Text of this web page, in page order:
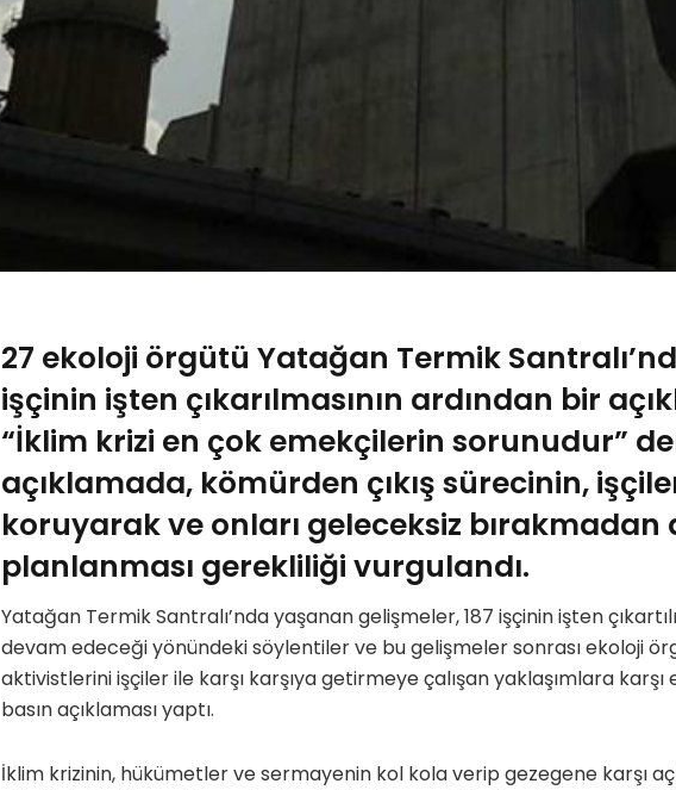
27 ekoloji örgütü Yatağan Termik
işçinin işten çıkarılmasının ardından bir
“İklim krizi en çok emekçilerin sorunudur”
açıklamada, kömürden çıkış sürecinin,
koruyarak ve onları geleceksiz bırakmadan
planlanması gerekliliği vurgulandı.
Yatağan Termik Santralı’nda yaşanan gelişmeler, 187 işçinin işten
devam edeceği yönündeki söylentiler ve bu gelişmeler sonrası ekoloji
aktivistlerini işçiler ile karşı karşıya getirmeye çalışan yaklaşımlara
basın açıklaması yaptı.
İklim krizinin, hükümetler ve sermayenin kol kola verip gezegene karşı